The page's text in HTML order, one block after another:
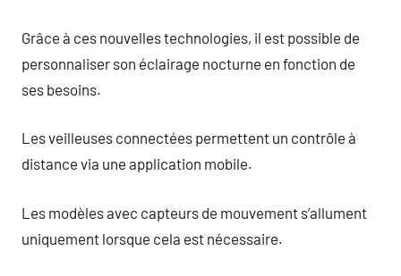
Grâce à ces nouvelles technologies, il est possible de
personnaliser son éclairage nocturne en fonction de
ses besoins.
Les veilleuses connectées permettent un contrôle à
distance via une application mobile.
Les modèles avec capteurs de mouvement s’allument
uniquement lorsque cela est nécessaire.